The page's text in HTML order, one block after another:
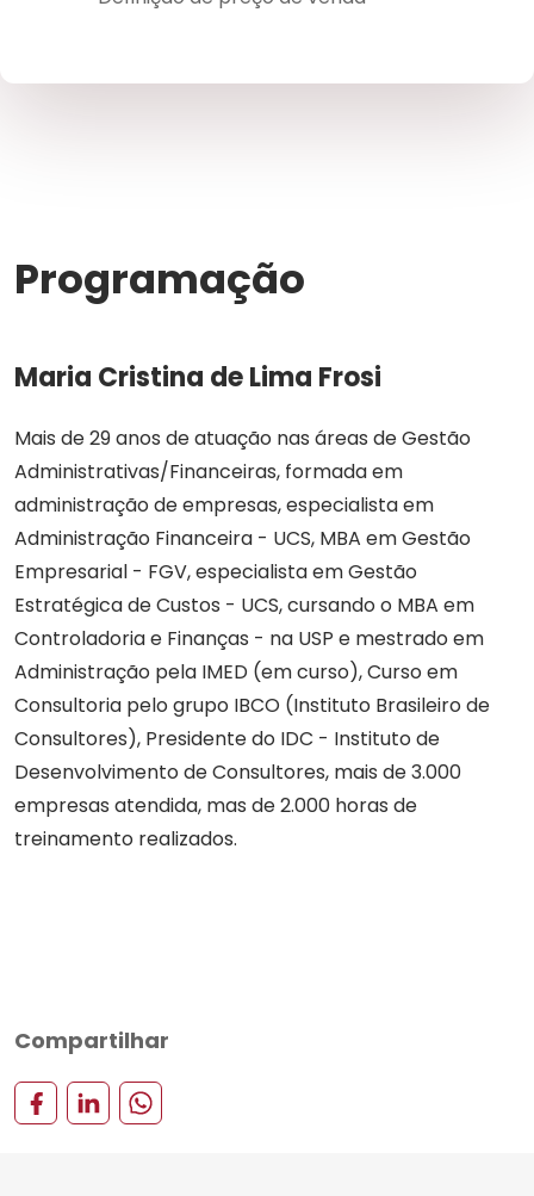
Programação
Maria Cristina de Lima Frosi
Mais de 29 anos de atuação nas áreas de Gestão
Administrativas/Financeiras, formada em
administração de empresas, especialista em
Administração Financeira - UCS, MBA em Gestão
Empresarial - FGV, especialista em Gestão
Estratégica de Custos - UCS, cursando o MBA em
Controladoria e Finanças - na USP e mestrado em
Administração pela IMED (em curso), Curso em
Consultoria pelo grupo IBCO (Instituto Brasileiro de
Consultores), Presidente do IDC - Instituto de
Desenvolvimento de Consultores, mais de 3.000
empresas atendida, mas de 2.000 horas de
treinamento realizados.
Compartilhar